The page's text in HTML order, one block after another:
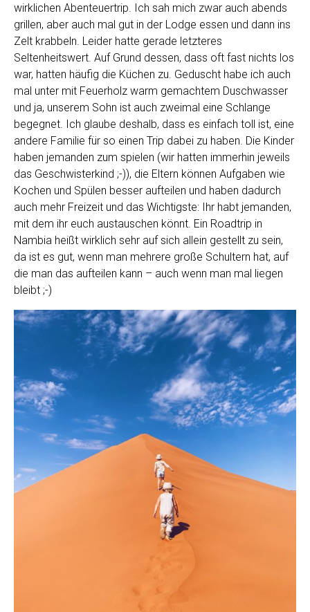
wirklichen Abenteuertrip. Ich sah mich zwar auch abends
grillen, aber auch mal gut in der Lodge essen und dann ins
Zelt krabbeln. Leider hatte gerade letzteres
Seltenheitswert. Auf Grund dessen, dass oft fast nichts los
war, hatten häufig die Küchen zu. Geduscht habe ich auch
mal unter mit Feuerholz warm gemachtem Duschwasser
und ja, unserem Sohn ist auch zweimal eine Schlange
begegnet. Ich glaube deshalb, dass es einfach toll ist, eine
andere Familie für so einen Trip dabei zu haben. Die Kinder
haben jemanden zum spielen (wir hatten immerhin jeweils
das Geschwisterkind ;-)), die Eltern können Aufgaben wie
Kochen und Spülen besser aufteilen und haben dadurch
auch mehr Freizeit und das Wichtigste: Ihr habt jemanden,
mit dem ihr euch austauschen könnt. Ein Roadtrip in
Nambia heißt wirklich sehr auf sich allein gestellt zu sein,
da ist es gut, wenn man mehrere große Schultern hat, auf
die man das aufteilen kann – auch wenn man mal liegen
bleibt ;-)